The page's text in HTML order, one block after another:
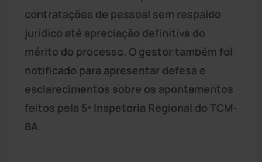
contratações de pessoal sem respaldo
jurídico até apreciação definitiva do
mérito do processo. O gestor também foi
notificado para apresentar defesa e
esclarecimentos sobre os apontamentos
feitos pela 5ª Inspetoria Regional do TCM-
BA.